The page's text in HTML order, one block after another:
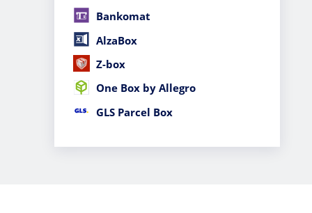
Bankomat
AlzaBox
Z-box
One Box by Allegro
GLS Parcel Box